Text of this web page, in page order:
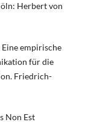
Herbert von
empirische
für die
Friedrich-
Non Est